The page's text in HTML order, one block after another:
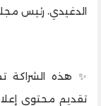
الدغيدي، رئيس
✨ هذه الشراكة
تقديم محتوى